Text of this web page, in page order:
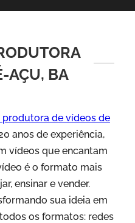
e Serviços
AÇU, BA
produtora de vídeos de
anos de experiência,
vídeos que encantam
é o formato mais
ensinar e vender.
sua ideia em
os formatos: redes